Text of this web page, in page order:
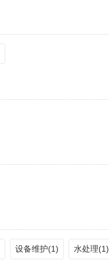
设备维护(1) 水处理(1)